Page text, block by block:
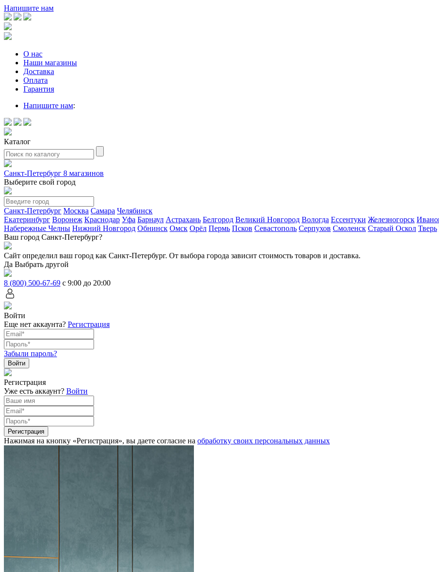
Напишите нам
О нас
Наши магазины
Доставка
Оплата
Гарантия
Напишите нам:
Каталог
Санкт-Петербург 8 магазинов
Выберите свой город
Санкт-Петербург Москва Самара Челябинск
Екатеринбург Воронеж Краснодар Уфа Барнаул Астрахань Белгород Великий Новгород Вологда Ессентуки Железногорск
Набережные Челны Нижний Новгород Обнинск Омск Орёл Пермь Псков Севастополь Серпухов Смоленск Старый Оскол Тверь
Ваш город Санкт-Петербург?
Сайт определил ваш город как Санкт-Петербург. От выбора города зависит стоимость товаров и доставка.
Да Выбрать другой
8 (800) 500-67-69 с 9:00 до 20:00
Войти
Еще нет аккаунта? Регистрация
Забыли пароль?
Регистрация
Уже есть аккаунт? Войти
Нажимая на кнопку «Регистрация», вы даете согласие на обработку своих персональных данных